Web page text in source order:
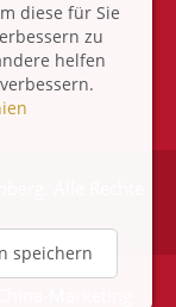
Alle Rechte
diese für Sie
zu
helfen
speichern